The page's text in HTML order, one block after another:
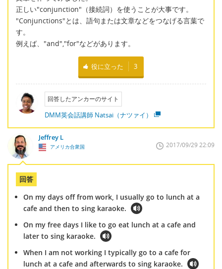
正しい"conjunction"（接続詞）を使うことが大事です。
"Conjunctions"とは、語句または文章などをつなげる言葉で
す。
例えば、"and","for"などがあります。
役に立った 3
回答したアンカーのサイト
DMM英会話講師 Natsai（ナツァイ）
Jeffrey L
アメリカ合衆国 2017/09/29 22:09
回答
On my days off from work, I usually go to lunch at a
cafe and then to sing karaoke.
On my free days I like to go eat lunch at a cafe and
later to sing karaoke.
When I am not working I typically go to a cafe for
lunch at a cafe and afterwards to sing karaoke.